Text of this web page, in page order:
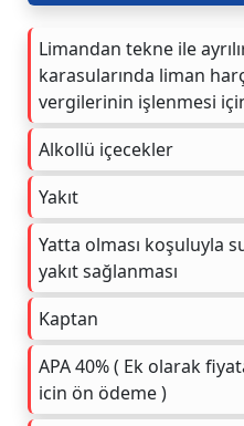
Limandan tekne ile
karasularında liman
vergilerinin işlenmesi
Alkollü içecekler
Yakıt
Yatta olması koşuluyla
yakıt sağlanması
Kaptan
APA 40% ( Ek olarak
icin ön ödeme )